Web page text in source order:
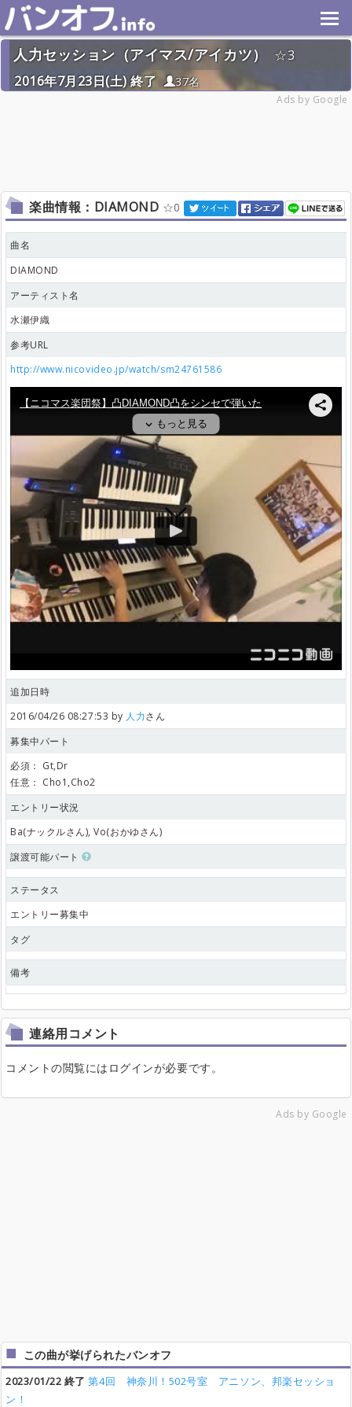
人力セッション（アイマス/アイカツ）
3
2016年7月23日(土) 終了
37名
Ads by Google
楽曲情報：DIAMOND 0
曲名
DIAMOND
アーティスト名
水瀬伊織
参考URL
http://www.nicovideo.jp/watch/sm24761586
追加日時
2016/04/26 08:27:53 by 人力さん
募集中パート
必須： Gt,Dr
任意： Cho1,Cho2
エントリー状況
Ba(ナックルさん), Vo(おかゆさん)
譲渡可能パート
ステータス
エントリー募集中
タグ
備考
連絡用コメント
コメントの閲覧にはログインが必要です。
Ads by Google
この曲が挙げられたバンオフ
2023/01/22 終了 第4回 神奈川！502号室 アニソン、邦楽セッショ
ン！